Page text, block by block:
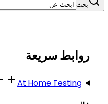
بحث
روابط سريعة
At Home Testing